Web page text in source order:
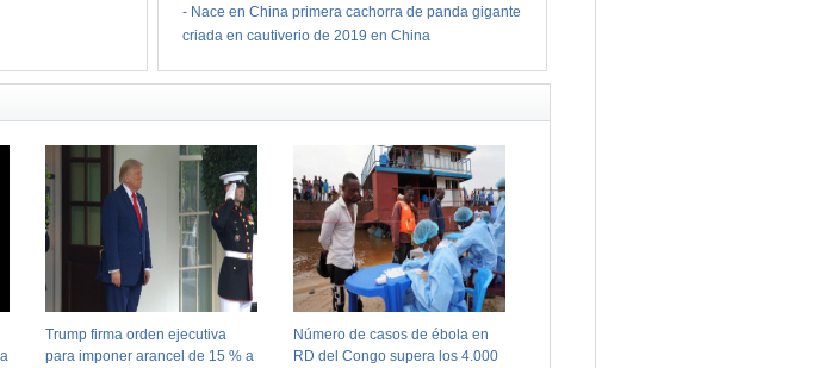
- Nace en China primera cachorra de panda gigante
criada en cautiverio de 2019 en China